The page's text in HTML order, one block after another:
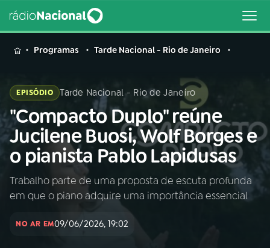
MENU
Buscar
na
Rádio
Nacional
Buscar
AO VIVO
INÍCIO
Programas Tarde Nacional - Rio de Janeiro
EPISÓDIO Tarde Nacional - Rio de Janeiro
"Compacto Duplo" reúne
Jucilene Buosi, Wolf Borges e
o pianista Pablo Lapidusas
Trabalho parte de uma proposta de escuta profunda
em que o piano adquire uma importância essencial
NO AR EM09/06/2026, 19:02